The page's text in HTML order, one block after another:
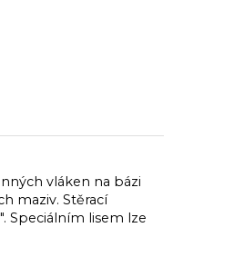
vláken na bázi
maziv. Stěrací
Speciálním lisem lze